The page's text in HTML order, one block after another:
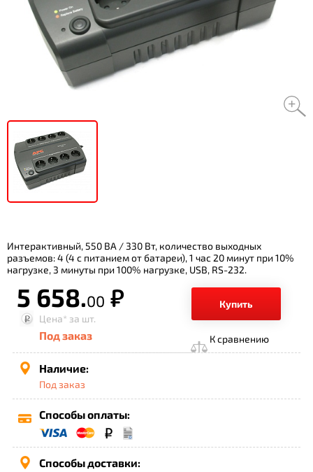
Интерактивный, 550 ВА / 330 Вт, количество выходных
разъемов: 4 (4 с питанием от батареи), 1 час 20 минут при 10%
нагрузке, 3 минуты при 100% нагрузке, USB, RS-232.
5 658.00 р.
Купить
Цена* за шт.
Под заказ К сравнению
Наличие:
Под заказ
Способы оплаты:
Способы доставки: